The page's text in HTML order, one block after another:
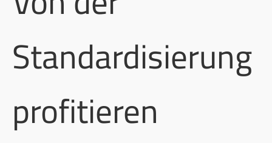
Standardisierung
profitieren